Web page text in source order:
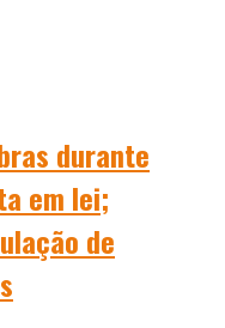
durante
em lei;
de